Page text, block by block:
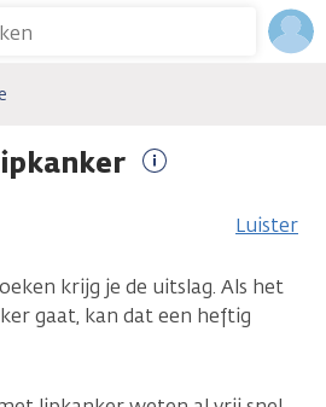
informatieLuister
krijg je de uitslag. Als het
gaat, kan dat een heftig